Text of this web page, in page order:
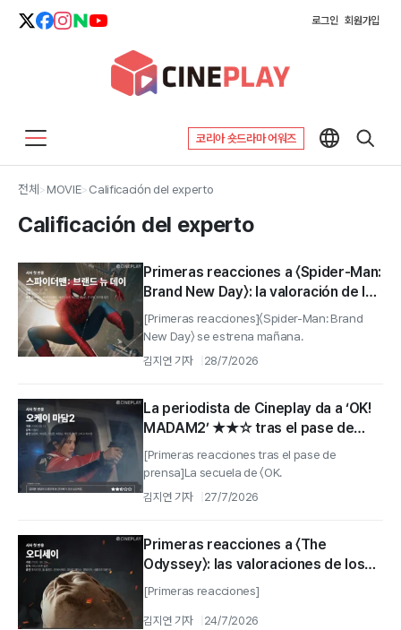
로그인 회원가입
코리아 숏드라마 어워즈
전체>MOVIE>Calificación del experto
Calificación del experto
Primeras reacciones a 〈Spider-Man:
Brand New Day〉: la valoración de los
periodistas de Cineplay
[Primeras reacciones]〈Spider-Man: Brand
New Day〉 se estrena mañana.
김지연 기자 28/7/2026
La periodista de Cineplay da a ‘OK!
MADAM2’ ★★☆ tras el pase de
prensa
[Primeras reacciones tras el pase de
prensa]La secuela de 〈OK.
김지연 기자 27/7/2026
Primeras reacciones a 〈The
Odyssey〉: las valoraciones de los
periodistas de CinePlay y los
críticos de cine
[Primeras reacciones]
김지연 기자 24/7/2026